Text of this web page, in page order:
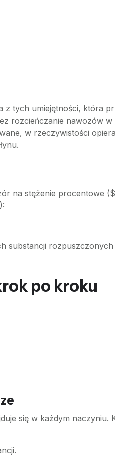
tych umiejętności, która
rozcieńczanie nawozów
w rzeczywistości
na stężenie procentowe
substancji
po kroku
się w każdym naczyniu.